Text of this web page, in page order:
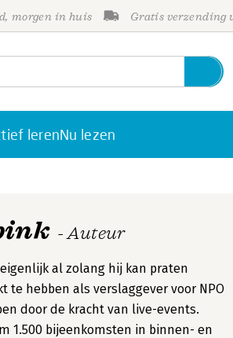
morgen in huis Gratis verzending
lerenNu lezen
- Auteur
eigenlijk al zolang hij kan praten
te hebben als verslaggever voor NPO
door de kracht van live-events.
1.500 bijeenkomsten in binnen- en